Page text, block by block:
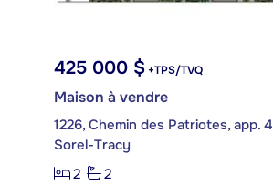
425 000 $ +TPS/TVQ
Maison à vendre
1226, Chemin des Patriotes, app. 4
Sorel-Tracy
2
2